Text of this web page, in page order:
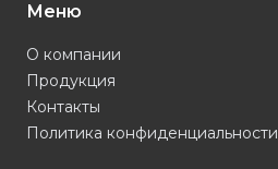
Меню
О компании
Продукция
Контакты
Политика конфиденциальности